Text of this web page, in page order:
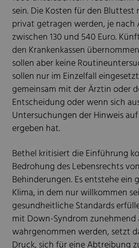
sein. Die Kosten für den Bluttest
privat getragen werden, je nach
zwischen 130 und 540 Euro.
den Krankenkassen
sollen aber keine
sollen nur im Einzelfall
gemeinsam mit der Ärztin oder
Entscheidung oder wenn sich
Untersuchungen der Hinweis
ergeben hat.
Bethel kritisiert die Einführung
Bedrohung des Lebensrechts
Behinderungen. Es entstehe ein
Klima, in dem nur willkommen
gesundheitliche Standards
mit Down-Syndrom zunehmend
wahrgenommen werden, setzt